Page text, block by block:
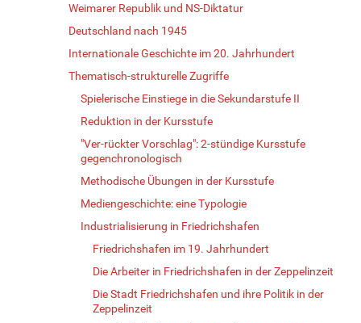
Weimarer Republik und NS-Diktatur
Deutschland nach 1945
Internationale Geschichte im 20. Jahrhundert
Thematisch-strukturelle Zugriffe
Spielerische Einstiege in die Sekundarstufe II
Reduktion in der Kursstufe
"Ver-rückter Vorschlag": 2-stündige Kursstufe
gegenchronologisch
Methodische Übungen in der Kursstufe
Mediengeschichte: eine Typologie
Industrialisierung in Friedrichshafen
Friedrichshafen im 19. Jahrhundert
Die Arbeiter in Friedrichshafen in der Zeppelinzeit
Die Stadt Friedrichshafen und ihre Politik in der
Zeppelinzeit